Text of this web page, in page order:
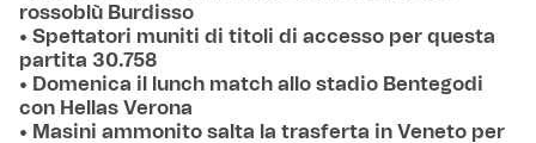
rossoblù Burdisso
• Spettatori muniti di titoli di accesso per questa
partita 30.758
• Domenica il lunch match allo stadio Bentegodi
con Hellas Verona
• Masini ammonito salta la trasferta in Veneto per